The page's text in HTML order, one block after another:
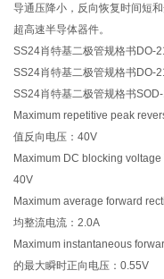
导通压降小，反向恢复时间短
超高速半导体器件。
SS24肖特基二极管规格书DO-
SS24肖特基二极管规格书DO-
SS24肖特基二极管规格书SOD-
Maximum repetitive peak
值反向电压：40V
Maximum DC blocking voltage
40V
Maximum average forward
均整流电流：2.0A
Maximum instantaneous
的最大瞬时正向电压：0.55V